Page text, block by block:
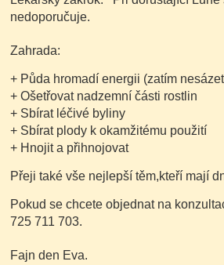
nedoporučuje.
Zahrada:
+ Půda hromadí energii (zatím
+ Ošetřovat nadzemní části rostlin
+ Sbírat léčivé byliny
+ Sbírat plody k okamžitému použití
+ Hnojit a přihnojovat
Přeji také vše nejlepší těm,kteří mají
Pokud se chcete objednat na
725 711 703.
Fajn den Eva.